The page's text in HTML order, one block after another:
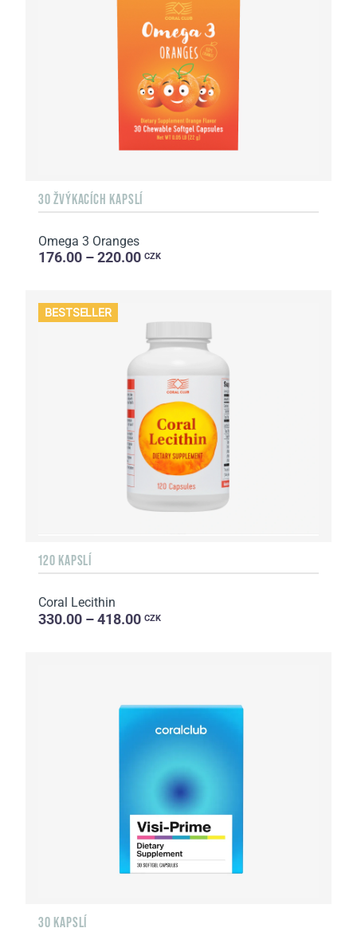
30 ŽVÝKACÍCH KAPSLÍ
Omega 3 Oranges
176.00 – 220.00 CZK
BESTSELLER
120 KAPSLÍ
Coral Lecithin
330.00 – 418.00 CZK
30 KAPSLÍ